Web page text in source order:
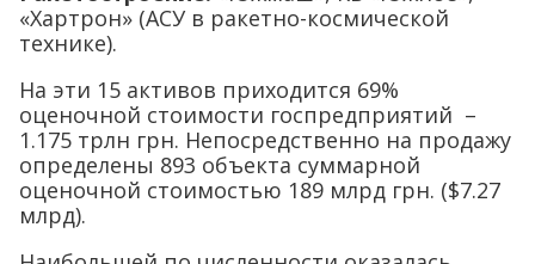
«Хартрон» (АСУ в ракетно-космической
технике).
На эти 15 активов приходится 69%
оценочной стоимости госпредприятий –
1.175 трлн грн. Непосредственно на продажу
определены 893 объекта суммарной
оценочной стоимостью 189 млрд грн. ($7.27
млрд).